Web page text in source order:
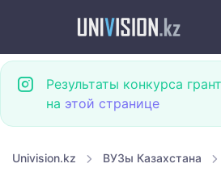
Результаты конкурса
на этой странице
Univision.kz ВУЗы Казахстана